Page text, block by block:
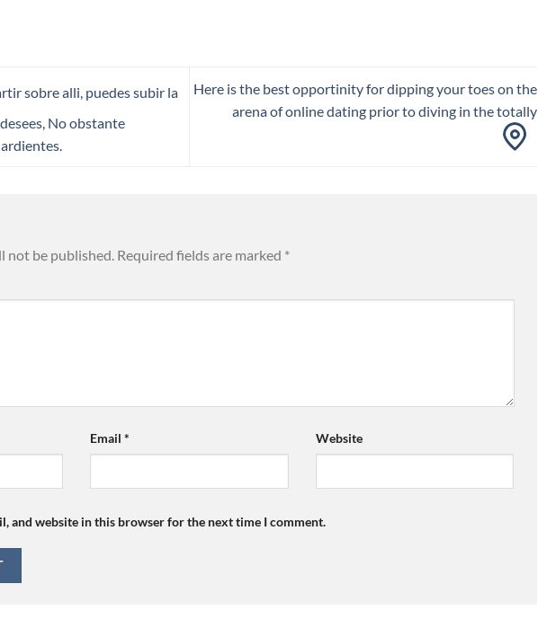
sobre alli, puedes subir la
No obstante
Here is the best opportinity for dipping your toes on the
arena of online dating prior to diving in the totally
not be published. Required fields are marked *
Email * Website
and website in this browser for the next time I comment.